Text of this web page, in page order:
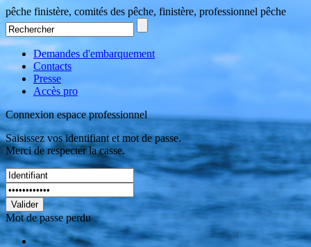
pêche finistère, comités des pêche, finistère, professionnel pêche
Demandes d'embarquement
Contacts
Presse
Accès pro
Connexion espace professionnel
Saisissez vos identifiant et mot de passe.
Merci de respecter la casse.
Valider
Mot de passe perdu